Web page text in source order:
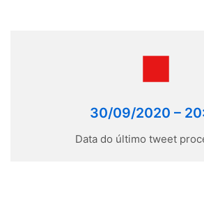
30/09/2020 –
Data do último tweet